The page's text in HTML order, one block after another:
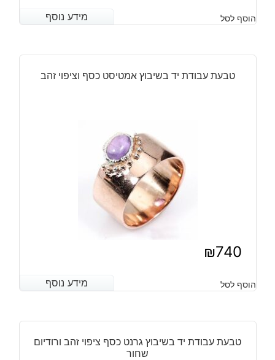
מידע נוסף הוסף לסל מידע נוסף
טבעת עבודת יד בשיבוץ אמטיסט כסף וציפוי זהב
₪740
מידע נוסף הוסף לסל מידע נוסף
טבעת עבודת יד בשיבוץ גרנט כסף ציפוי זהב ורודיום
שחור